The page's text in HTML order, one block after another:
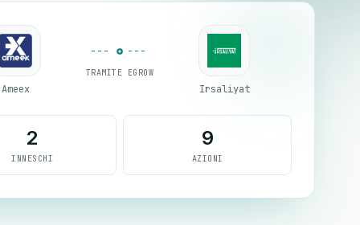
Ameex
TRAMITE EGROW
Irsaliyat
2
INNESCHI
9
AZIONI